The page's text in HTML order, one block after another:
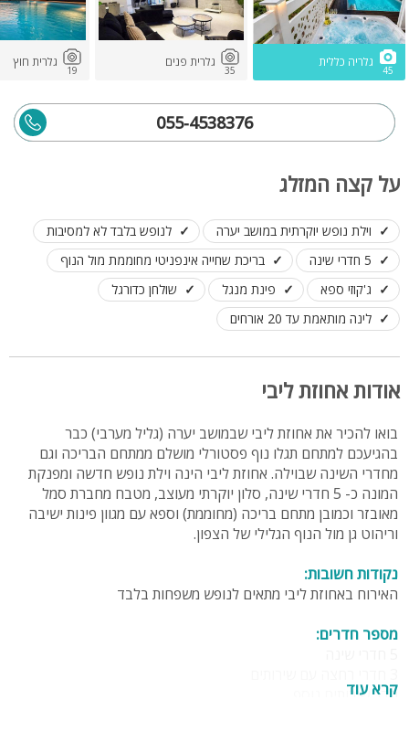
45
גלריה כללית
35
גלרית פנים
19
גלרית חוץ
055-4538376
על קצה המזלג
וילת נופש יוקרתית במושב יערה
לנופש בלבד לא למסיבות
5 חדרי שינה
בריכת שחייה אינפניטי מחוממת מול הנוף
ג'קוזי ספא
פינת מנגל
שולחן כדורגל
לינה מותאמת עד 20 אורחים
אודות אחוזת ליבי
בואו להכיר את אחוזת ליבי שבמושב יערה (גליל מערבי) כבר
בהגיעכם למתחם תגלו נוף פסטורלי מושלם ממתחם הבריכה וגם
מחדרי השינה שבוילה. אחוזת ליבי הינה וילת נופש חדשה ומפנקת
המונה כ- 5 חדרי שינה, סלון יוקרתי מעוצב, מטבח מחברת סמל
מאובזר וכמובן מתחם בריכה (מחוממת) וספא עם מגוון פינות ישיבה
וריהוט גן מול הנוף הגלילי של הצפון.
נקודות חשובות:
האירוח באחוזת ליבי מתאים לנופש משפחות בלבד
מספר חדרים:
חדר שירותים נוסף
קרא עוד